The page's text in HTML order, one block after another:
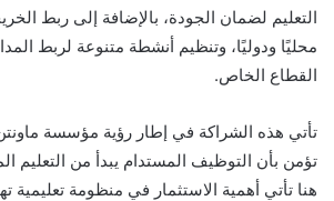
التعليم لضمان الجودة، بالإضافة إلى ربط
محليًا ودوليًا، وتنظيم أنشطة متنوعة لربط
القطاع الخاص.
تأتي هذه الشراكة في إطار رؤية مؤسسة ماونتن
تؤمن بأن التوظيف المستدام يبدأ من التعليم
هنا تأتي أهمية الاستثمار في منظومة تعليمية